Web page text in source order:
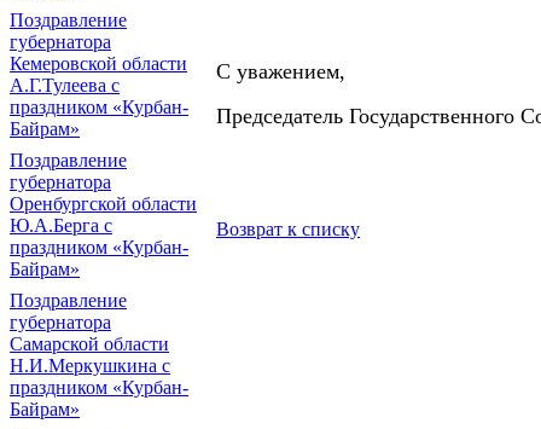
Поздравление
губернатора
Кемеровской области
А.Г.Тулеева с
праздником «Курбан-
Байрам»
Поздравление
губернатора
Оренбургской области
Ю.А.Берга с
праздником «Курбан-
Байрам»
Поздравление
губернатора
Самарской области
Н.И.Меркушкина с
праздником «Курбан-
Байрам»
С уважением,
Председатель Государственного
Возврат к списку